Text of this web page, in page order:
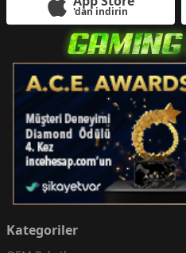
'dan indirin
Kategoriler